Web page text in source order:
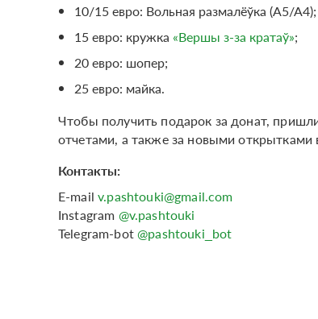
10/15 евро: Вольная размалёўка (А5/А4);
15 евро: кружка «Вершы з-за кратаў»;
20 евро: шопер;
25 евро: майка.
Чтобы получить подарок за донат,
отчетами, а также за новыми
Контакты:
E-mailv.pashtouki@gmail.com
Instagram @v.pashtouki
Telegram-bot@pashtouki_bot